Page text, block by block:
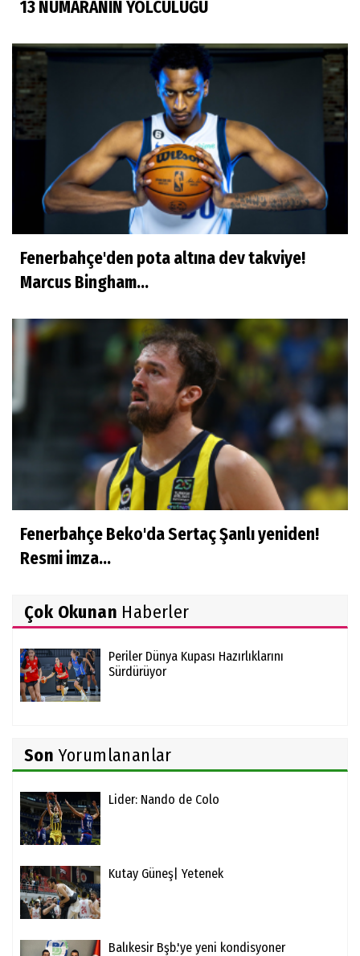
13 NUMARANIN YOLCULUĞU
Fenerbahçe'den pota altına dev takviye!
Marcus Bingham...
Fenerbahçe Beko'da Sertaç Şanlı yeniden!
Resmi imza...
Çok Okunan Haberler
Periler Dünya Kupası Hazırlıklarını
Sürdürüyor
Son Yorumlananlar
Lider: Nando de Colo
Kutay Güneş| Yetenek
Balıkesir Bşb.'ye yeni kondisyoner